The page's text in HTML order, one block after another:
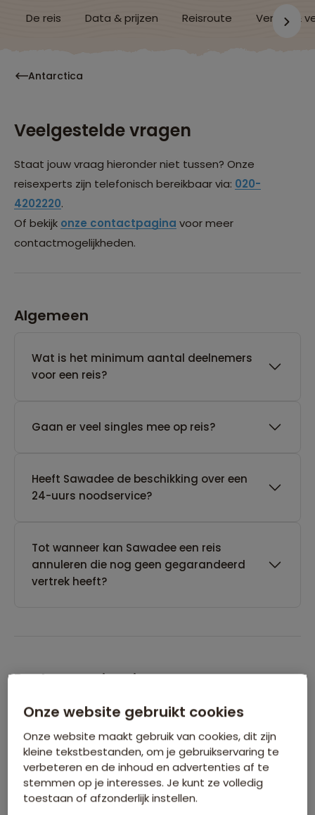
De reis Data & prijzen Reisroute Verblijf &
Antarctica
Veelgestelde vragen
Staat jouw vraag hieronder niet tussen? Onze
reisexperts zijn telefonisch bereikbaar via: 020-
4202220.
Of bekijk onze contactpagina voor meer
contactmogelijkheden.
Algemeen
Wat is het minimum aantal deelnemers
voor een reis?
Gaan er veel singles mee op reis?
Heeft Sawadee de beschikking over een
24-uurs noodservice?
Tot wanneer kan Sawadee een reis
annuleren die nog geen gegarandeerd
vertrek heeft?
Boeken van je reis
Wanneer kan ik het beste een reis
boeken?
Kan ik ook eerst een optie nemen op een
reis?
Onze website gebruikt cookies
Onze website maakt gebruik van cookies, dit zijn
kleine tekstbestanden, om je gebruikservaring te
verbeteren en de inhoud en advertenties af te
stemmen op je interesses. Je kunt ze volledig
toestaan of afzonderlijk instellen.